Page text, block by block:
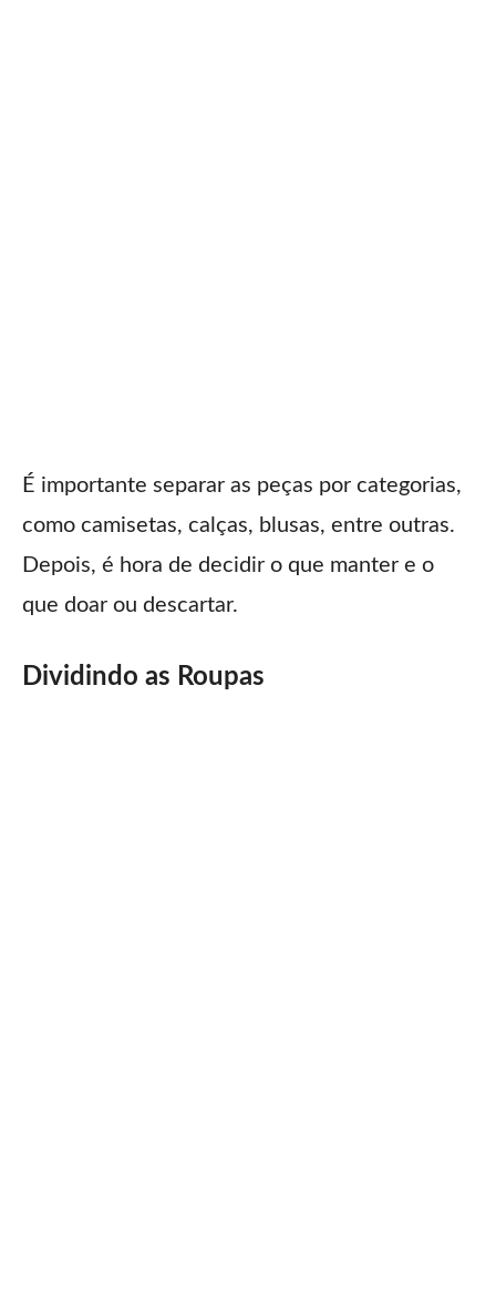
É importante separar as peças por categorias,
como camisetas, calças, blusas, entre outras.
Depois, é hora de decidir o que manter e o
que doar ou descartar.
Dividindo as Roupas